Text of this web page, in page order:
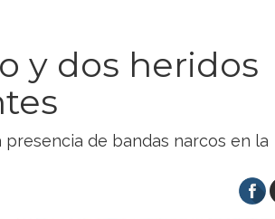
y dos heridos
de bandas narcos en la